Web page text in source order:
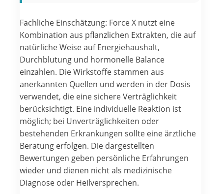
Fachliche Einschätzung: Force X nutzt eine
Kombination aus pflanzlichen Extrakten, die auf
natürliche Weise auf Energiehaushalt,
Durchblutung und hormonelle Balance
einzahlen. Die Wirkstoffe stammen aus
anerkannten Quellen und werden in der Dosis
verwendet, die eine sichere Verträglichkeit
berücksichtigt. Eine individuelle Reaktion ist
möglich; bei Unverträglichkeiten oder
bestehenden Erkrankungen sollte eine ärztliche
Beratung erfolgen. Die dargestellten
Bewertungen geben persönliche Erfahrungen
wieder und dienen nicht als medizinische
Diagnose oder Heilversprechen.